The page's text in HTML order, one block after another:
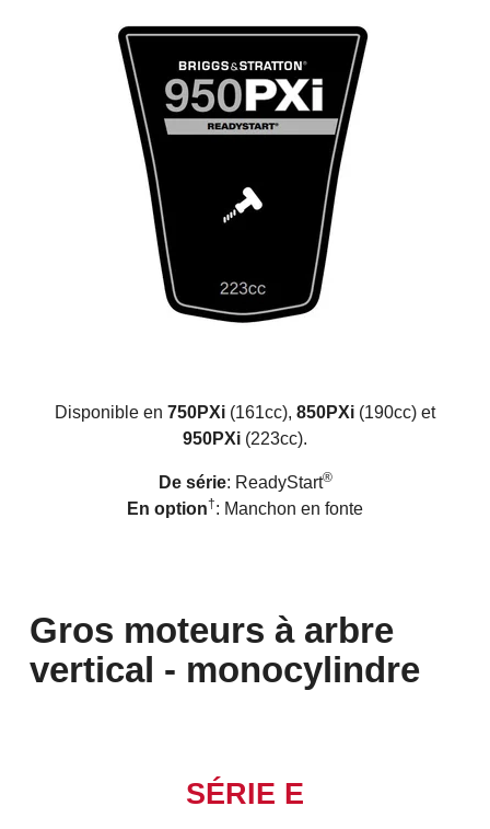
Disponible en 750PXi (161cc), 850PXi (190cc) et
950PXi (223cc).
De série: ReadyStart®
En option†: Manchon en fonte
Gros moteurs à arbre
vertical - monocylindre
SÉRIE E